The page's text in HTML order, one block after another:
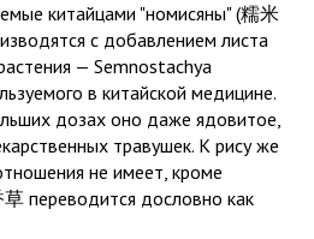
китайцами "номисяны" (糯米
с добавлением листа
— Semnostachya
в китайской медицине.
дозах оно даже ядовитое,
травушек. К рису же
не имеет, кроме
переводится дословно как